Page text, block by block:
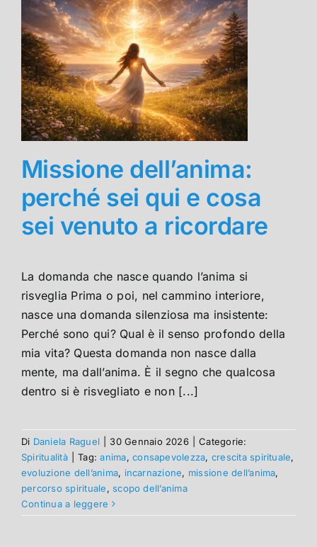
Missione dell’anima:
perché sei qui e cosa
sei venuto a ricordare
La domanda che nasce quando l’anima si
risveglia Prima o poi, nel cammino interiore,
nasce una domanda silenziosa ma insistente:
Perché sono qui? Qual è il senso profondo della
mia vita? Questa domanda non nasce dalla
mente, ma dall’anima. È il segno che qualcosa
dentro si è risvegliato e non [...]
Di Daniela Raguel 30 Gennaio 2026
Categorie:
Spiritualità
Tag:anima,consapevolezza, crescita spirituale,
evoluzione dell’anima, incarnazione, missione dell’anima,
percorso spirituale,scopo dell’anima
Continua a leggere